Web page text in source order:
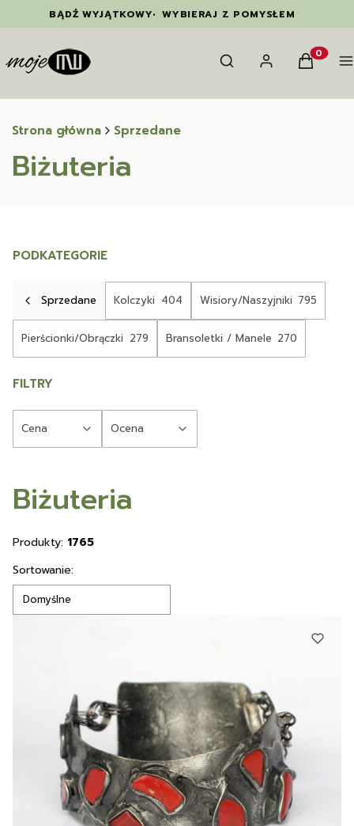
BĄDŹ WYJĄTKOWY• WYBIERAJ Z POMYSŁEM
Otwórz wyszukiwarkę
Szukaj Zaloguj sięKoszyk
Strona główna Sprzedane
Biżuteria
PODKATEGORIE
Sprzedane Kolczyki 404 Wisiory/Naszyjniki 795
Pierścionki/Obrączki 279 Bransoletki / Manele 270
FILTRY
Cena Ocena
Biżuteria
Produkty: 1765
Lista produktów
Sortowanie:
Domyślne